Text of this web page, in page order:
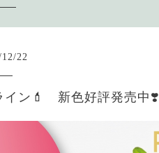
12/22
ン💄 新色好評発売中❣️